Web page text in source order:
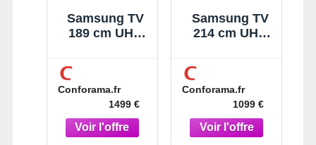
Samsung TV
189 cm UHD
Conforama.fr
1499 €
Samsung TV
214 cm UHD
Conforama.fr
1099 €